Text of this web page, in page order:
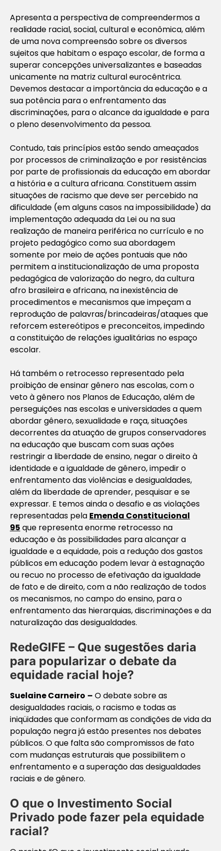
Apresenta a perspectiva de compreendermos a
realidade racial, social, cultural e econômica, além
de uma nova compreensão sobre os diversos
sujeitos que habitam o espaço escolar, de forma a
superar concepções universalizantes e baseadas
unicamente na matriz cultural eurocêntrica.
Devemos destacar a importância da educação e a
sua potência para o enfrentamento das
discriminações, para o alcance da igualdade e para
o pleno desenvolvimento da pessoa.
Contudo, tais princípios estão sendo ameaçados
por processos de criminalização e por resistências
por parte de profissionais da educação em abordar
a história e a cultura africana. Constituem assim
situações de racismo que deve ser percebido na
dificuldade (em alguns casos na impossibilidade) da
implementação adequada da Lei ou na sua
realização de maneira periférica no currículo e no
projeto pedagógico como sua abordagem
somente por meio de ações pontuais que não
permitem a institucionalização de uma proposta
pedagógica de valorização do negro, da cultura
afro brasileira e africana, na inexistência de
procedimentos e mecanismos que impeçam a
reprodução de palavras/brincadeiras/ataques que
reforcem estereótipos e preconceitos, impedindo
a constituição de relações igualitárias no espaço
escolar.
Há também o retrocesso representado pela
proibição de ensinar gênero nas escolas, com o
veto à gênero nos Planos de Educação, além de
perseguições nas escolas e universidades a quem
abordar gênero, sexualidade e raça, situações
decorrentes da atuação de grupos conservadores
na educação que buscam com suas ações
restringir a liberdade de ensino, negar o direito à
identidade e a igualdade de gênero, impedir o
enfrentamento das violências e desigualdades,
além da liberdade de aprender, pesquisar e se
expressar. E temos ainda o desafio e as violações
representadas pela Emenda Constitucional
95 que representa enorme retrocesso na
educação e às possibilidades para alcançar a
igualdade e a equidade, pois a redução dos gastos
públicos em educação podem levar à estagnação
ou recuo no processo de efetivação da igualdade
de fato e de direito, com a não realização de todos
os mecanismos, no campo do ensino, para o
enfrentamento das hierarquias, discriminações e da
naturalização das desigualdades.
RedeGIFE – Que sugestões daria
para popularizar o debate da
equidade racial hoje?
Suelaine Carneiro – O debate sobre as
desigualdades raciais, o racismo e todas as
iniqüidades que conformam as condições de vida da
população negra já estão presentes nos debates
públicos. O que falta são compromissos de fato
com mudanças estruturais que possibilitem o
enfrentamento e a superação das desigualdades
raciais e de gênero.
O que o Investimento Social
Privado pode fazer pela equidade
racial?